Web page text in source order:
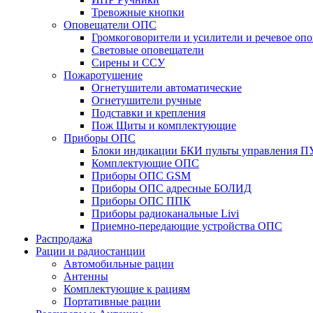
Тревожные кнопки
Оповещатели ОПС
Громкоговорители и усилители и речевое
Световые оповещатели
Сирены и ССУ
Пожаротушение
Огнетушители автоматические
Огнетушители ручные
Подставки и крепления
Пож Щиты и комплектующие
Приборы ОПС
Блоки индикации БКИ пульты управления
Комплектующие ОПС
Приборы ОПС GSM
Приборы ОПС адресные БОЛИД
Приборы ОПС ППК
Приборы радиоканальные Livi
Приемно-передающие устройства ОПС
Распродажа
Рации и радиостанции
Автомобильные рации
Антенны
Комплектующие к рациям
Портативные рации